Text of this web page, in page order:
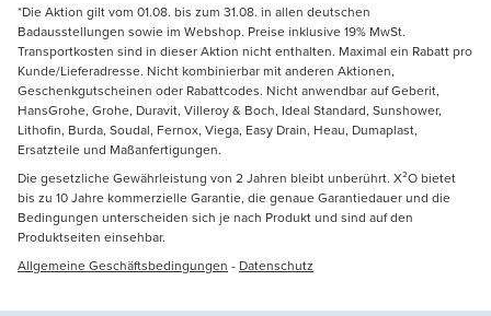
*Die Aktion gilt vom 01.08. bis zum 31.08. in allen deutschen
Badausstellungen sowie im Webshop. Preise inklusive 19% MwSt.
Transportkosten sind in dieser Aktion nicht enthalten. Maximal ein Rabatt pro
Kunde/Lieferadresse. Nicht kombinierbar mit anderen Aktionen,
Geschenkgutscheinen oder Rabattcodes. Nicht anwendbar auf Geberit,
HansGrohe, Grohe, Duravit, Villeroy & Boch, Ideal Standard, Sunshower,
Lithofin, Burda, Soudal, Fernox, Viega, Easy Drain, Heau, Dumaplast,
Ersatzteile und Maßanfertigungen.
Die gesetzliche Gewährleistung von 2 Jahren bleibt unberührt. X²O bietet
bis zu 10 Jahre kommerzielle Garantie, die genaue Garantiedauer und die
Bedingungen unterscheiden sich je nach Produkt und sind auf den
Produktseiten einsehbar.
Allgemeine Geschäftsbedingungen - Datenschutz